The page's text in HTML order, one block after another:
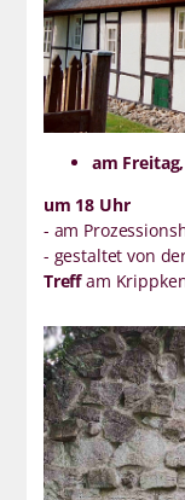
am
um 18 Uhr
- am
- gestaltet von
Treffam